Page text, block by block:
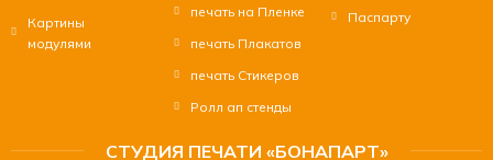
ЗАКАЗАТЬ
Картины
модулями
печать на Пленке
печать Плакатов
печать Стикеров
Ролл ап стенды
Паспарту
СТУДИЯ ПЕЧАТИ «БОНАПАРТ»